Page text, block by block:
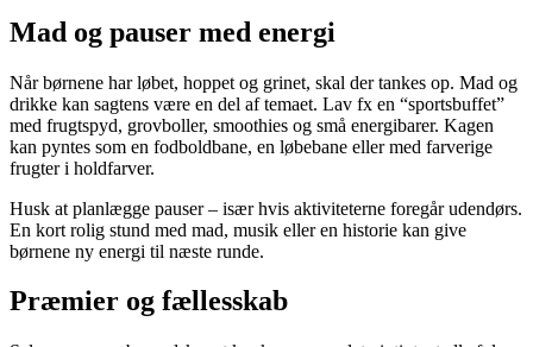
Mad og pauser med energi
Når børnene har løbet, hoppet og grinet, skal der tankes op. Mad og
drikke kan sagtens være en del af temaet. Lav fx en “sportsbuffet”
med frugtspyd, grovboller, smoothies og små energibarer. Kagen
kan pyntes som en fodboldbane, en løbebane eller med farverige
frugter i holdfarver.
Husk at planlægge pauser – især hvis aktiviteterne foregår udendørs.
En kort rolig stund med mad, musik eller en historie kan give
børnene ny energi til næste runde.
Præmier og fællesskab